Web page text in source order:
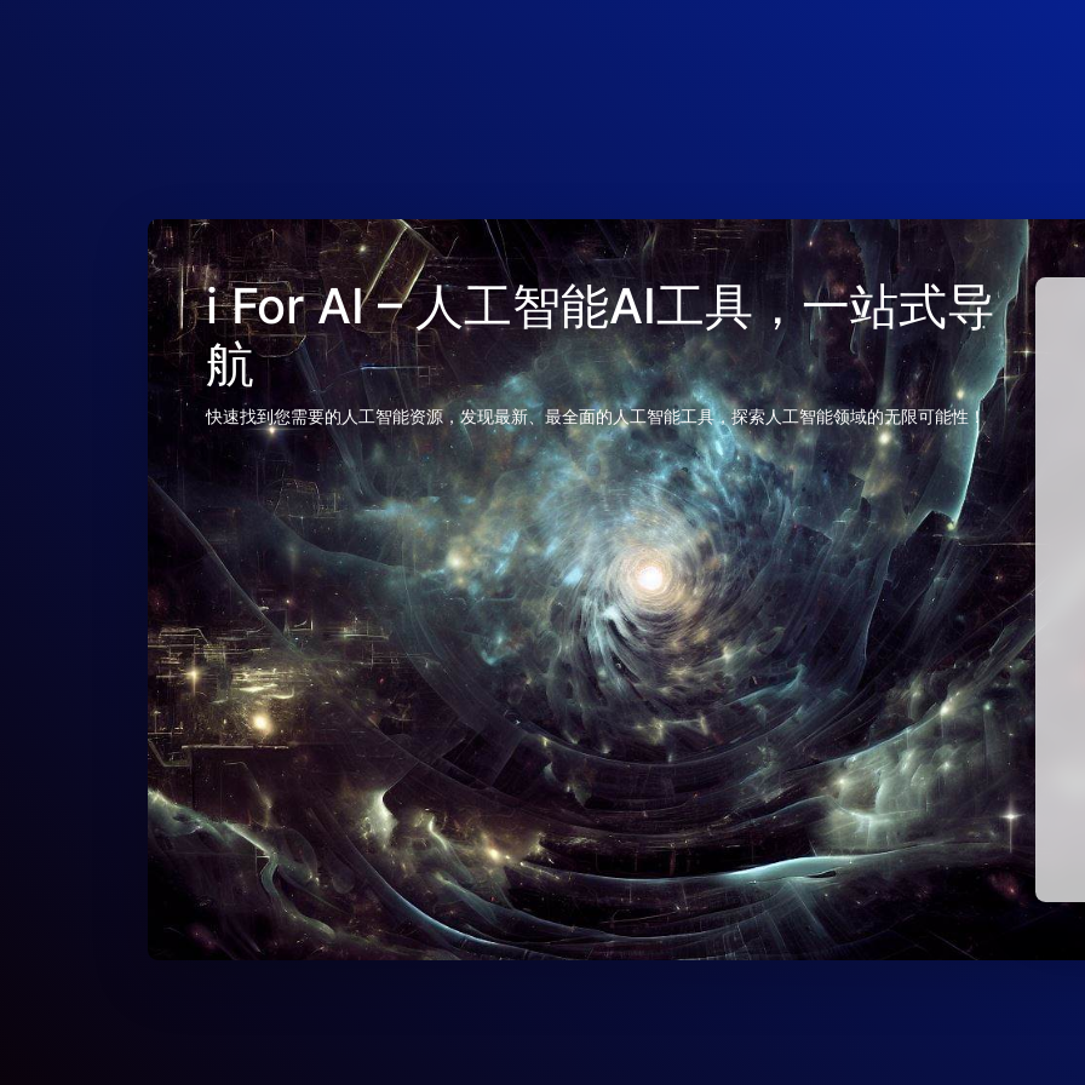
i For AI – 人工智能AI工具，一站式导
航
快速找到您需要的人工智能资源，发现最新、最全面的人工智能工具，探索人工智能领域的无限可能性！